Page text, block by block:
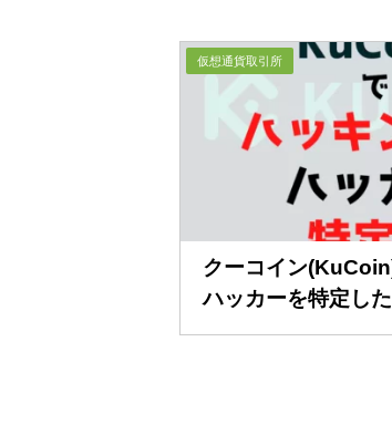
仮想通貨取引所
クーコイン
ハッカーを特定し